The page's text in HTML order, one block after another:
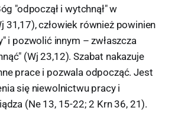
"odpoczął i wytchnął" w
31,17), człowiek również powinien
i pozwolić innym – zwłaszcza
(Wj 23,12). Szabat nakazuje
prace i pozwala odpocząć. Jest
się niewolnictwu pracy i
(Ne 13, 15-22; 2 Krn 36, 21).